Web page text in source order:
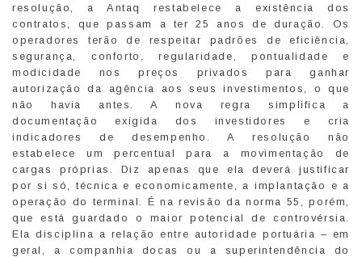
resolução, a Antaq restabelece a existência dos
contratos, que passam a ter 25 anos de duração. Os
operadores terão de respeitar padrões de eficiência,
segurança, conforto, regularidade, pontualidade e
modicidade nos preços privados para ganhar
autorização da agência aos seus investimentos, o que
não havia antes. A nova regra simplifica a
documentação exigida dos investidores e cria
indicadores de desempenho. A resolução não
estabelece um percentual para a movimentação de
cargas próprias. Diz apenas que ela deverá justificar
por si só, técnica e economicamente, a implantação e a
operação do terminal. É na revisão da norma 55, porém,
que está guardado o maior potencial de controvérsia.
Ela disciplina a relação entre autoridade portuária – em
geral, a companhia docas ou a superintendência do